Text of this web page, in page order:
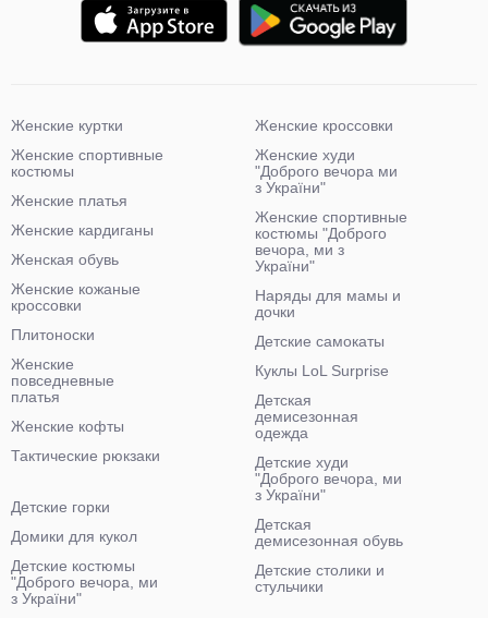
Женские куртки
Женские спортивные
костюмы
Женские платья
Женские кардиганы
Женская обувь
Женские кожаные
кроссовки
Плитоноски
Женские
повседневные
платья
Женские кофты
Тактические рюкзаки
Женские кроссовки
Женские худи
"Доброго вечора ми
з України"
Женские спортивные
костюмы "Доброго
вечора, ми з
України"
Наряды для мамы и
дочки
Детские самокаты
Куклы LoL Surprise
Детская
демисезонная
одежда
Детские худи
"Доброго вечора, ми
з України"
Детская
демисезонная обувь
Детские столики и
стульчики
Детские горки
Домики для кукол
Детские костюмы
"Доброго вечора, ми
з України"